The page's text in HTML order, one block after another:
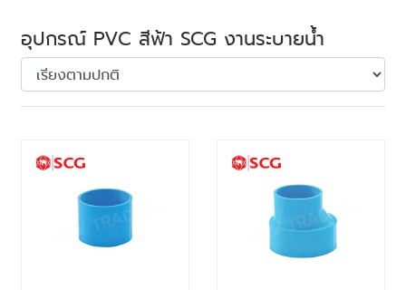
อุปกรณ์ PVC สีฟ้า SCG งานระบายน้ำ